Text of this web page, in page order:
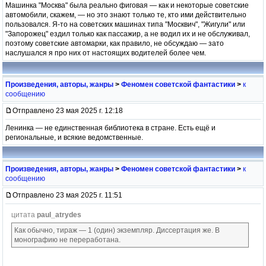
Машинка "Москва" была реально фиговая — как и некоторые советские
автомобили, скажем, — но это знают только те, кто ими действительно
пользовался. Я-то на советских машинах типа "Москвич", "Жигули" или
"Запорожец" ездил только как пассажир, а не водил их и не обслуживал,
поэтому советские автомарки, как правило, не обсуждаю — зато
наслушался я про них от настоящих водителей более чем.
Произведения, авторы, жанры > Феномен советской фантастики > к
сообщению
Отправлено 23 мая 2025 г. 12:18
Ленинка — не единственная библиотека в стране. Есть ещё и
региональные, и всякие ведомственные.
Произведения, авторы, жанры > Феномен советской фантастики > к
сообщению
Отправлено 23 мая 2025 г. 11:51
цитата paul_atrydes
Как обычно, тираж — 1 (один) экземпляр. Диссертация же. В
монографию не переработана.